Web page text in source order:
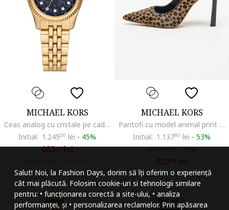
Salut! Noi, la Fashion Days, dorim să îți oferim o experiență
cât mai plăcută. Folosim cookie-uri si tehnologii similare
pentru: • funcționarea corectă a site-ului, • analiza
performanței, și • personalizarea reclamelor. Prin apăsarea
MICHAEL KORS
Ceas analog cu cristale pe cadran, Auriu/Bleumarin
Initial: 1.24500 lei - 45%
68310lei
MICHAEL KORS
Pantofi cu model animal print Amara, Negru/Maro
Initial: 1.13780 lei - 53%
60999lei -13%
52999lei
Vandut de Fashion Days
Mareste
Micsoreaza
Mareste spatierea